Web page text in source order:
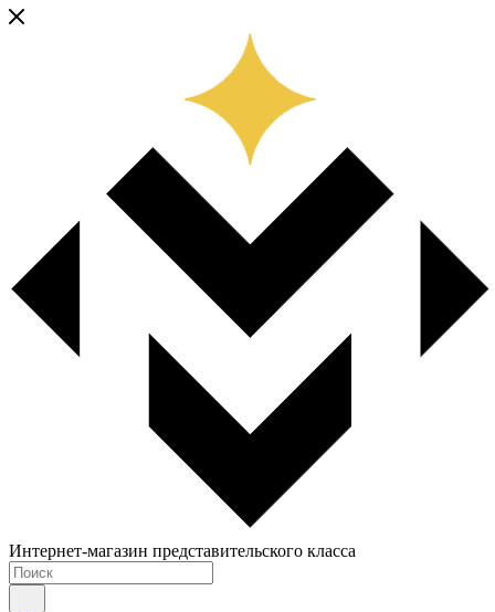
Интернет-магазин представительского класса